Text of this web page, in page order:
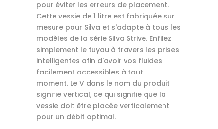
pour éviter les erreurs de placement.
Cette vessie de 1 litre est fabriquée sur
mesure pour Silva et s'adapte à tous les
modèles de la série Silva Strive. Enfilez
simplement le tuyau à travers les prises
intelligentes afin d'avoir vos fluides
facilement accessibles à tout
moment. Le V dans le nom du produit
signifie vertical, ce qui signifie que la
vessie doit être placée verticalement
pour un débit optimal.